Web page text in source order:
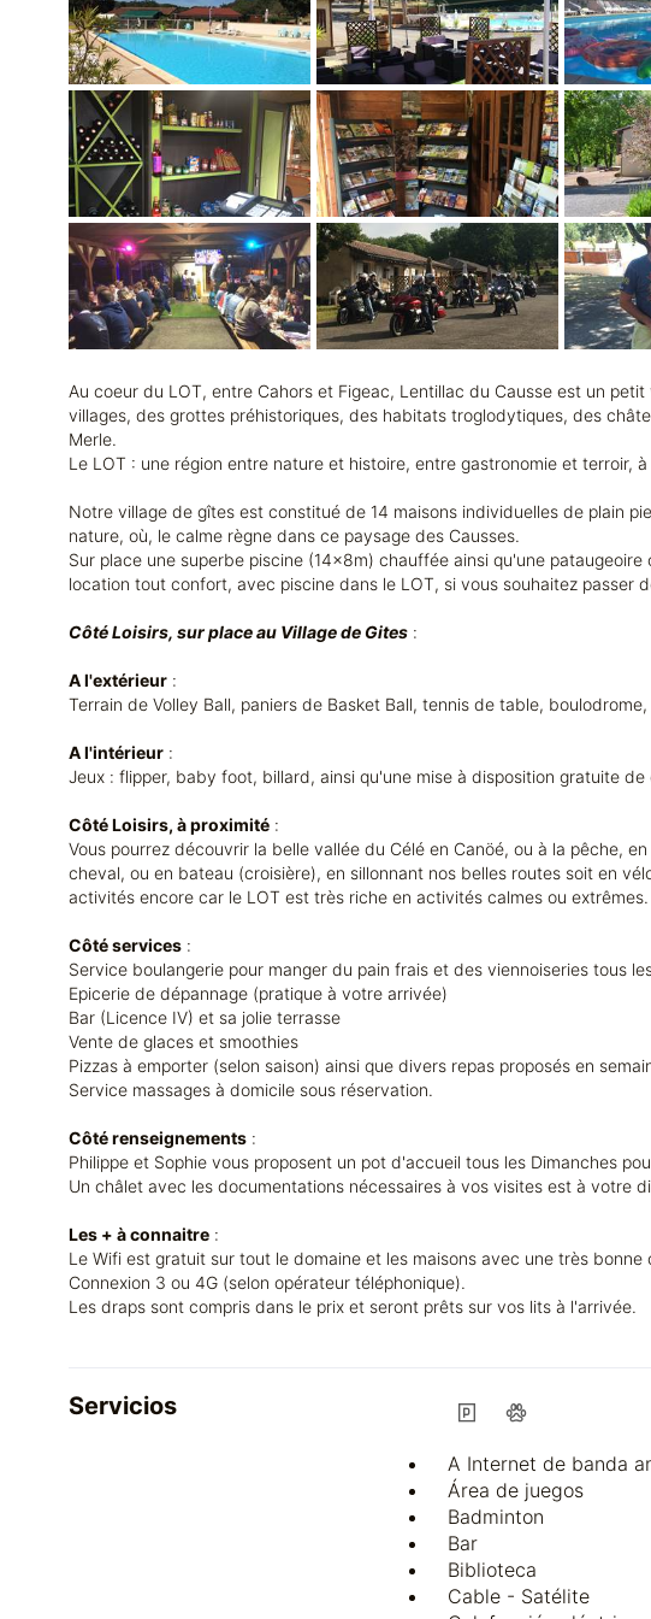
Au coeur du LOT, entre Cahors et Figeac, Lentillac du Causse est un
villages, des grottes préhistoriques, des habitats troglodytiques, des
Merle.
Le LOT : une région entre nature et histoire, entre gastronomie et terroir,
Notre village de gîtes est constitué de 14 maisons individuelles de plain
nature, où, le calme règne dans ce paysage des Causses.
Sur place une superbe piscine (14x8m) chauffée ainsi qu'une
location tout confort, avec piscine dans le LOT, si vous souhaitez passer
Côté Loisirs, sur place au Village de Gites :
A l'extérieur :
Terrain de Volley Ball, paniers de Basket Ball, tennis de table,
A l'intérieur :
Jeux : flipper, baby foot, billard, ainsi qu'une mise à disposition gratuite
Côté Loisirs, à proximité :
Vous pourrez découvrir la belle vallée du Célé en Canöé, ou à la pêche,
cheval, ou en bateau (croisière), en sillonnant nos belles routes soit en
activités encore car le LOT est très riche en activités calmes ou extrêmes.
Côté services :
Service boulangerie pour manger du pain frais et des viennoiseries tous
Epicerie de dépannage (pratique à votre arrivée)
Bar (Licence IV) et sa jolie terrasse
Vente de glaces et smoothies
Pizzas à emporter (selon saison) ainsi que divers repas proposés en
Service massages à domicile sous réservation.
Côté renseignements :
Philippe et Sophie vous proposent un pot d'accueil tous les Dimanches
Un châlet avec les documentations nécessaires à vos visites est à votre
Les + à connaitre :
Le Wifi est gratuit sur tout le domaine et les maisons avec une très bonne
Connexion 3 ou 4G (selon opérateur téléphonique).
Les draps sont compris dans le prix et seront prêts sur vos lits à l'arrivée.
Servicios
A Internet de banda
Área de juegos
Badminton
Bar
Biblioteca
Cable - Satélite